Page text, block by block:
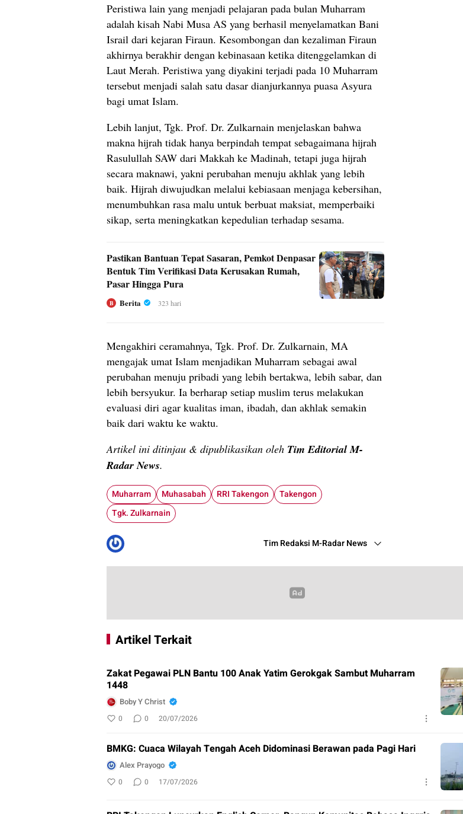
Peristiwa lain yang menjadi pelajaran pada bulan Muharram
adalah kisah Nabi Musa AS yang berhasil menyelamatkan Bani
Israil dari kejaran Firaun. Kesombongan dan kezaliman Firaun
akhirnya berakhir dengan kebinasaan ketika ditenggelamkan di
Laut Merah. Peristiwa yang diyakini terjadi pada 10 Muharram
tersebut menjadi salah satu dasar dianjurkannya puasa Asyura
bagi umat Islam.
Lebih lanjut, Tgk. Prof. Dr. Zulkarnain menjelaskan bahwa
makna hijrah tidak hanya berpindah tempat sebagaimana hijrah
Rasulullah SAW dari Makkah ke Madinah, tetapi juga hijrah
secara maknawi, yakni perubahan menuju akhlak yang lebih
baik. Hijrah diwujudkan melalui kebiasaan menjaga kebersihan,
menumbuhkan rasa malu untuk berbuat maksiat, memperbaiki
sikap, serta meningkatkan kepedulian terhadap sesama.
Pastikan Bantuan Tepat Sasaran, Pemkot Denpasar
Bentuk Tim Verifikasi Data Kerusakan Rumah,
Pasar Hingga Pura
B Berita 323 hari
Mengakhiri ceramahnya, Tgk. Prof. Dr. Zulkarnain, MA
mengajak umat Islam menjadikan Muharram sebagai awal
perubahan menuju pribadi yang lebih bertakwa, lebih sabar, dan
lebih bersyukur. Ia berharap setiap muslim terus melakukan
evaluasi diri agar kualitas iman, ibadah, dan akhlak semakin
baik dari waktu ke waktu.
Artikel ini ditinjau & dipublikasikan oleh Tim Editorial M-
Radar News.
Muharram Muhasabah RRI Takengon
Takengon
Tgk. Zulkarnain
Tim Redaksi M-Radar News
Artikel Terkait
Zakat Pegawai PLN Bantu 100 Anak Yatim Gerokgak Sambut Muharram
1448
Boby Y Christ
0 0 20/07/2026
BMKG: Cuaca Wilayah Tengah Aceh Didominasi Berawan pada Pagi Hari
Alex Prayogo
0 0 17/07/2026